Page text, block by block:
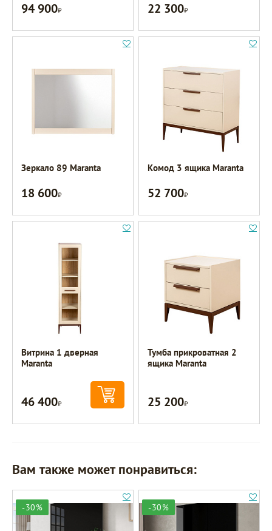
94 900Р 22 300Р
Зеркало 89 Maranta
18 600Р
Комод 3 ящика Maranta
52 700Р
Витрина 1 дверная
Maranta
46 400Р
Тумба прикроватная 2
ящика Maranta
25 200Р
Вам также может понравиться:
-30% -30%